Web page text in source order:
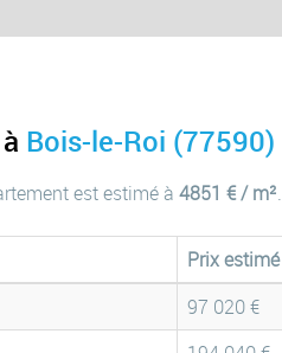
Bois-le-Roi (77590)
est estimé à 4851 € / m².
Prix estimé
97 020 €